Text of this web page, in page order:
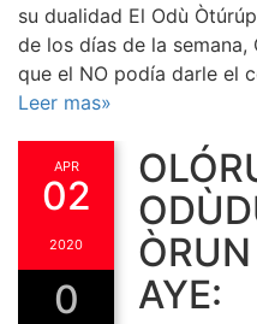
su dualidad El Odù
de los días de la semana,
que el NO podía darle el
Leer mas»
APR
02
2020
0
AYE: